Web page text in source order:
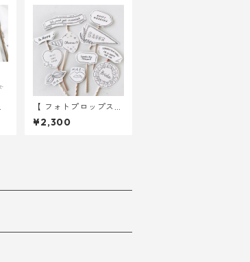
【 フォトプロップス
】 11種類入り ｜ 結婚
式 ウェディング
¥2,300